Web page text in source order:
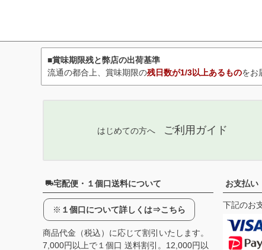
■賞味期限残と弊店の出荷基準
流通の都合上、賞味期限の残日数が1/3以上あるものをお
はじめての方へ ご利用ガイド
宅配便・１個口送料について
※ １個口について詳しくは⇒こちら
商品代金（税込）に応じて割引いたします。
7,000円以上で１個口 送料割引。12,000円以
お支払い
下記のお